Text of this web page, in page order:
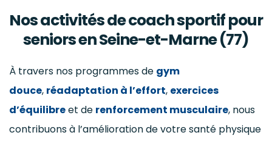
Nos activités de coach sportif pour
seniors en Seine-et-Marne (77)
À travers nos programmes de gym
douce, réadaptation à l’effort, exercices
d’équilibreet de renforcement musculaire, nous
contribuons à l’amélioration de votre santé physique